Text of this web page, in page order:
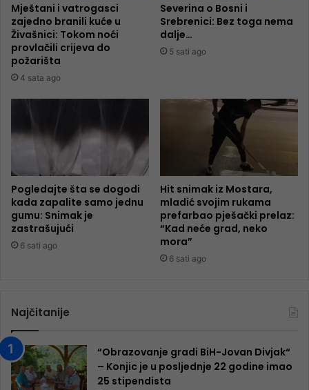
Mještani i vatrogasci
zajedno branili kuće u
Živašnici: Tokom noći
provlačili crijeva do
požarišta
4 sata ago
Severina o Bosni i
Srebrenici: Bez toga nema
dalje…
5 sati ago
Pogledajte šta se dogodi
kada zapalite samo jednu
gumu: Snimak je
zastrašujući
6 sati ago
Hit snimak iz Mostara,
mladić svojim rukama
prefarbao pješački prelaz:
“Kad neće grad, neko
mora”
6 sati ago
Najčitanije
“Obrazovanje gradi BiH-Jovan Divjak“
– Konjic je u posljednje 22 godine imao
25 ​​stipendista